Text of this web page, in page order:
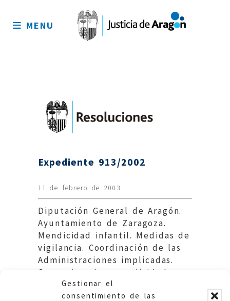
Gestionar el
consentimiento de las
sitio
MENU
Expediente 913/2002
11 de febrero de 2003
Diputación General de Aragón.
Ayuntamiento de Zaragoza.
Mendicidad infantil. Medidas de
vigilancia. Coordinación de las
Administraciones implicadas.
Convenio sobre mendicidad
infantil. Medidas asistenciales.